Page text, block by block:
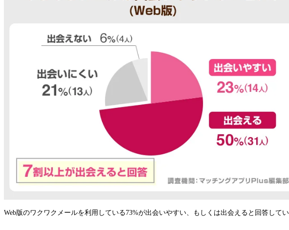
Web版のワクワクメールを利用している73%が出会いやすい、もしくは出会えると回答してい